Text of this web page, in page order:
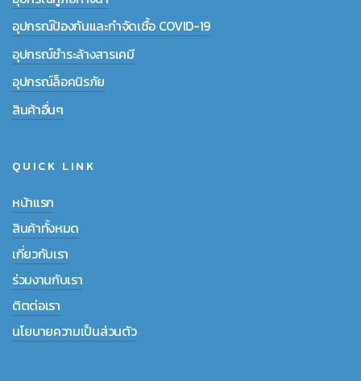
อุปกรณ์ป้องกันและกำจัดเชื้อ COVID-19
อุปกรณ์ชำระล้างสารเคมี
อุปกรณ์ล็อคนิรภัย
สินค้าอื่นๆ
QUICK LINK
หน้าแรก
สินค้าทั้งหมด
เกี่ยวกับเรา
ร่วมงานกับเรา
ติตต่อเรา
นโยบายความเป็นส่วนตัว